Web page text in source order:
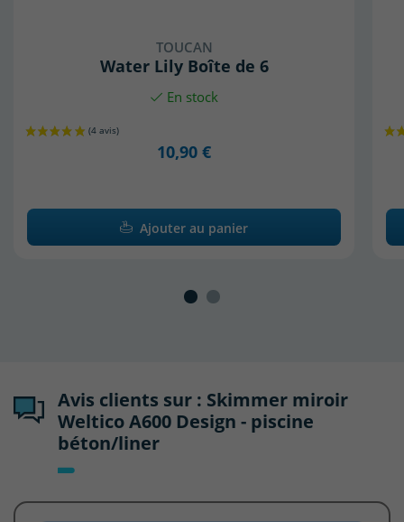
TOUCAN
Water Lily Boîte de 6
En stock
10,90 €
Ajouter au panier
Avis clients sur : Skimmer miroir
Weltico A600 Design - piscine
béton/liner